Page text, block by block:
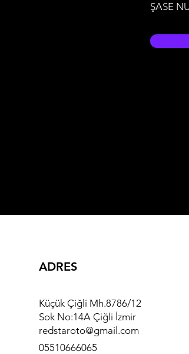
ŞASE
ADRES
Küçük Çiğli Mh.8786/12
Sok No:14A Çiğli İzmir
redstaroto@gmail.com
05510666065